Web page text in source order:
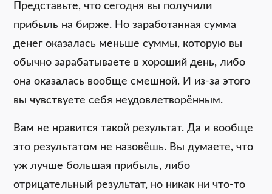
Представьте, что сегодня вы получили
прибыль на бирже. Но заработанная сумма
денег оказалась меньше суммы, которую вы
обычно зарабатываете в хороший день, либо
она оказалась вообще смешной. И из-за этого
вы чувствуете себя неудовлетворённым.
Вам не нравится такой результат. Да и вообще
это результатом не назовёшь. Вы думаете, что
уж лучше большая прибыль, либо
отрицательный результат, но никак ни что-то